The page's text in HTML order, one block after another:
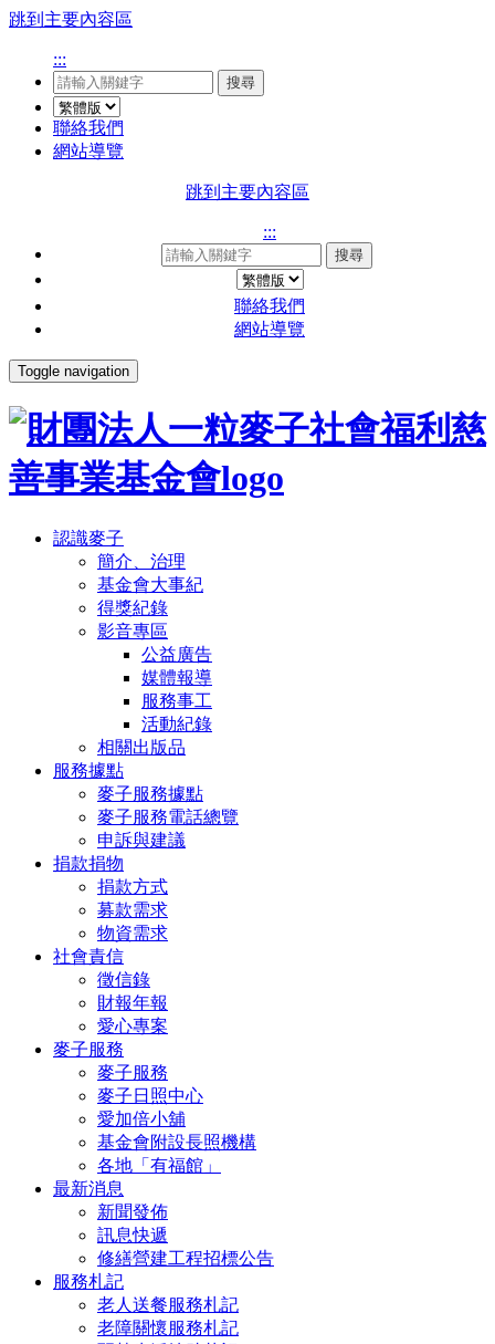
跳到主要內容區
:::
搜尋
聯絡我們
網站導覽
跳到主要內容區
:::
搜尋
聯絡我們
網站導覽
Toggle navigation
認識麥子
簡介、治理
基金會大事紀
得獎紀錄
影音專區
公益廣告
媒體報導
服務事工
活動紀錄
相關出版品
服務據點
麥子服務據點
麥子服務電話總覽
申訴與建議
捐款捐物
捐款方式
募款需求
物資需求
社會責信
徵信錄
財報年報
愛心專案
麥子服務
麥子服務
麥子日照中心
愛加倍小舖
基金會附設長照機構
各地「有福館」
最新消息
新聞發佈
訊息快遞
修繕營建工程招標公告
服務札記
老人送餐服務札記
老障關懷服務札記